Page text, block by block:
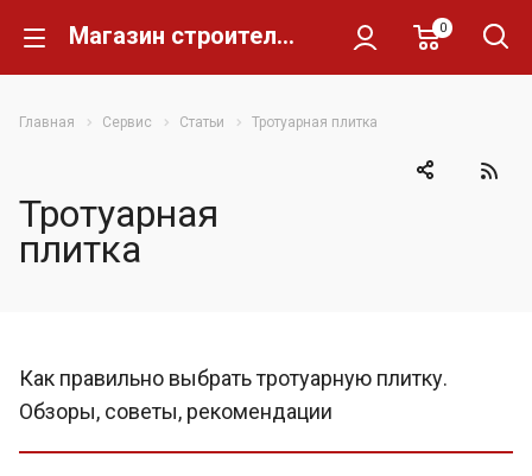
Магазин строительных материалов Склад Кирпича 0
Главная Сервис Статьи Тротуарная плитка
Тротуарная
плитка
Как правильно выбрать тротуарную плитку.
Обзоры, советы, рекомендации